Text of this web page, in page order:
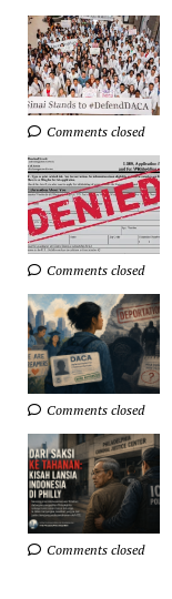
Comments closed
Comments closed
Comments closed
Comments closed